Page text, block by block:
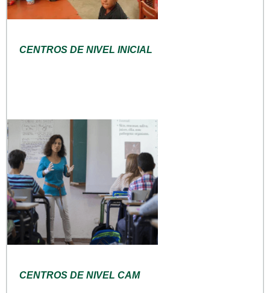
CENTROS DE NIVEL INICIAL
CENTROS DE NIVEL CAM